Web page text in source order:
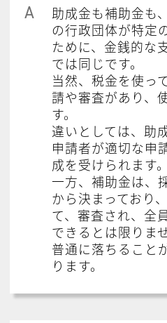
A
助成金も補助金も
の行政団体が特定
ために、金銭的な
では同じです。
当然、税金を使っ
請や審査があり、
す。
違いとしては、助
申請者が適切な申
成を受けられます。
一方、補助金は、
から決まっており
て、審査され、全
できるとは限りませ
普通に落ちること
ります。